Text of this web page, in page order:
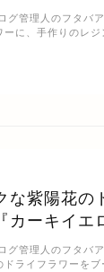
グ管理人のフタ
ーに、手作りのレ
な紫陽花の
カーキイエ
グ管理人のフタ
ライフラワーを